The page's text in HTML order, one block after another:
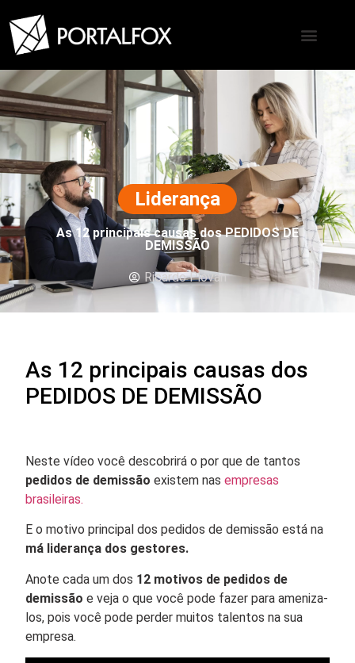
Liderança
As 12 principais causas dos PEDIDOS DE
DEMISSÃO
Ricardo Piovan
As 12 principais causas dos
PEDIDOS DE DEMISSÃO
Neste vídeo você descobrirá o por que de tantos
pedidos de demissão existem nas empresas
brasileiras.
E o motivo principal dos pedidos de demissão está na
má liderança dos gestores.
Anote cada um dos 12 motivos de pedidos de
demissão e veja o que você pode fazer para ameniza-
los, pois você pode perder muitos talentos na sua
empresa.